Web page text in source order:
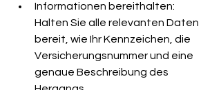
Informationen bereithalten:
Halten Sie alle relevanten Daten
bereit, wie Ihr Kennzeichen, die
Versicherungsnummer und eine
genaue Beschreibung des